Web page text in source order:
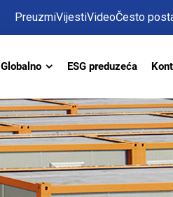
PreuzmiVijestiVideoČesto
Globalno ESG preduzeća